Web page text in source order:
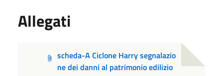
Allegati
scheda-A Ciclone Harry segnalazio
ne dei danni al patrimonio edilizio